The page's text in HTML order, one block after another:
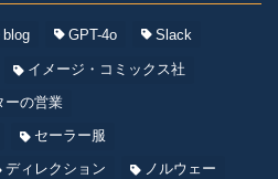
blog GPT-4o Slack
イメージ・コミックス社
ーの営業
セーラー服
ディレクション
ノルウェー